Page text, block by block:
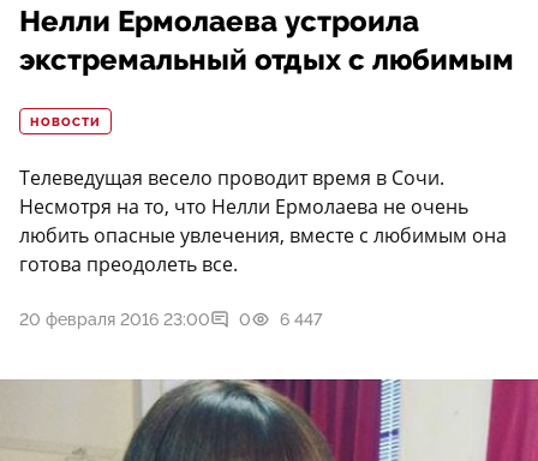
Нелли Ермолаева устроила
экстремальный отдых с любимым
НОВОСТИ
Телеведущая весело проводит время в Сочи.
Несмотря на то, что Нелли Ермолаева не очень
любить опасные увлечения, вместе с любимым она
готова преодолеть все.
20 февраля 2016 23:00 0 6 447